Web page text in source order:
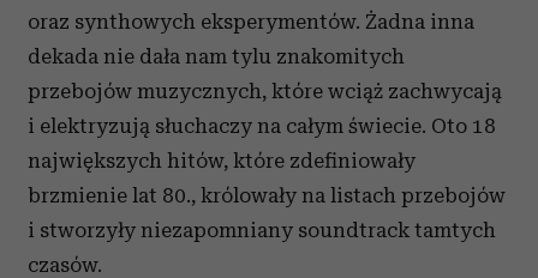
oraz synthowych eksperymentów. Żadna inna
dekada nie dała nam tylu znakomitych
przebojów muzycznych, które wciąż zachwycają
i elektryzują słuchaczy na całym świecie. Oto 18
największych hitów, które zdefiniowały
brzmienie lat 80., królowały na listach przebojów
i stworzyły niezapomniany soundtrack tamtych
czasów.